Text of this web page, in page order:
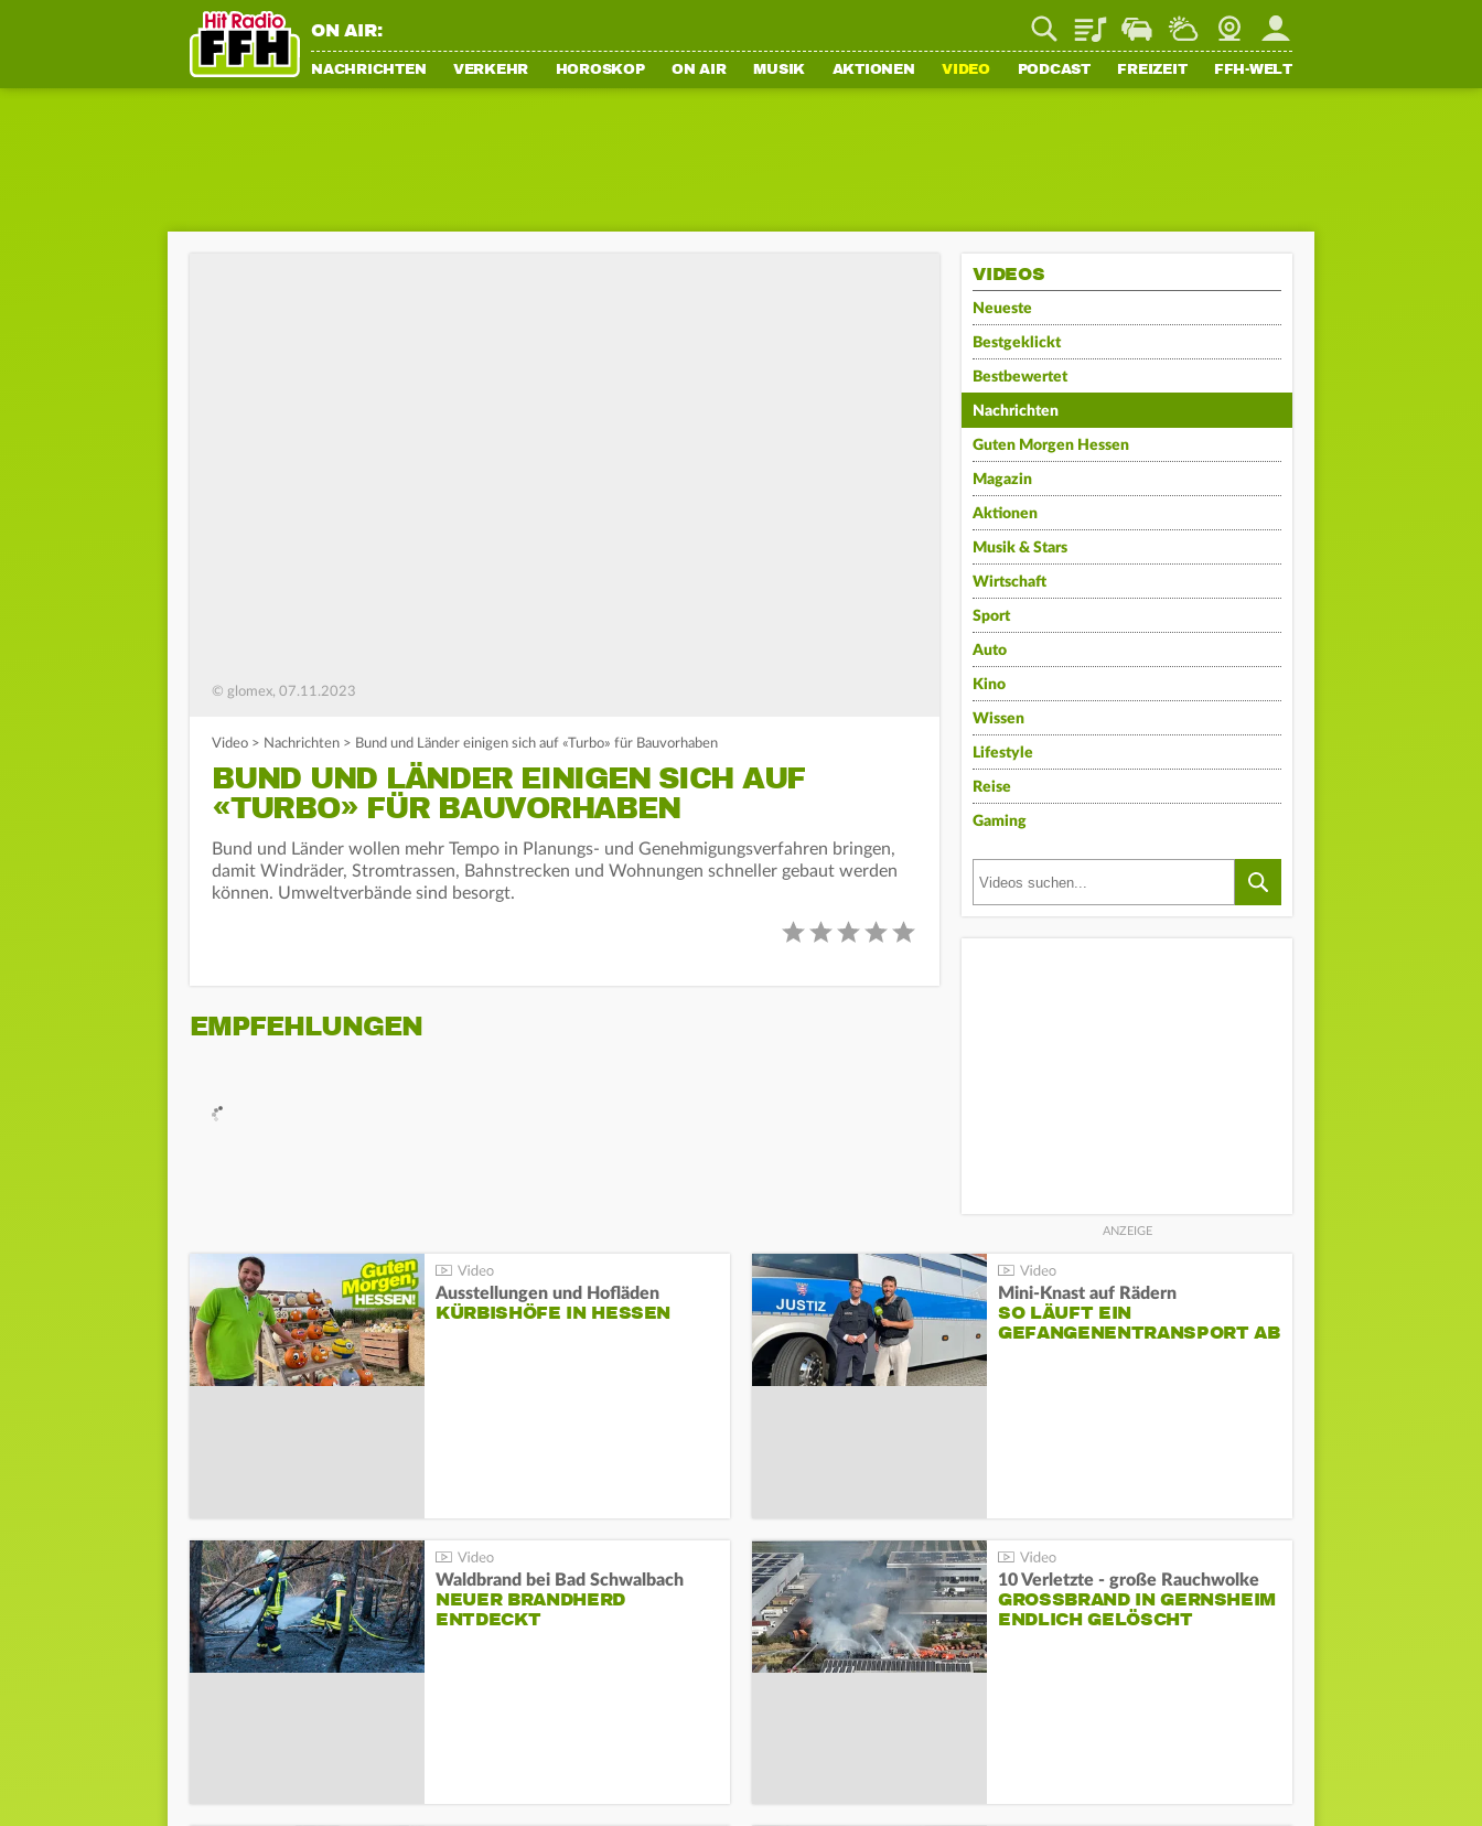
ON AIR: PlaylistStaupilotWetterWebcamMein FFH
NACHRICHTEN VERKEHR HOROSKOP ON AIR MUSIK AKTIONEN VIDEO PODCAST FREIZEIT FFH-WELT
© glomex, 07.11.2023
Video > Nachrichten > Bund und Länder einigen sich auf «Turbo» für Bauvorhaben
BUND UND LÄNDER EINIGEN SICH AUF
«TURBO» FÜR BAUVORHABEN
Bund und Länder wollen mehr Tempo in Planungs- und Genehmigungsverfahren bringen,
damit Windräder, Stromtrassen, Bahnstrecken und Wohnungen schneller gebaut werden
können. Umweltverbände sind besorgt.
EMPFEHLUNGEN
VIDEOS
Neueste
Bestgeklickt
Bestbewertet
Nachrichten
Guten Morgen Hessen
Magazin
Aktionen
Musik & Stars
Wirtschaft
Sport
Auto
Kino
Wissen
Lifestyle
Reise
Gaming
Ausstellungen und Hofläden
KÜRBISHÖFE IN HESSEN
Mini-Knast auf Rädern
SO LÄUFT EIN
GEFANGENENTRANSPORT AB
Waldbrand bei Bad Schwalbach
NEUER BRANDHERD
ENTDECKT
10 Verletzte - große Rauchwolke
GROSSBRAND IN GERNSHEIM E
NDLICH GELÖSCHT